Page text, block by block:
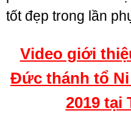
tốt đẹp trong lần
Video giới
Đức thánh tổ
2019 tại